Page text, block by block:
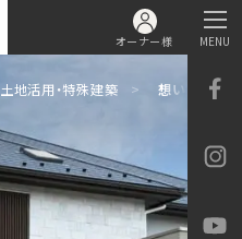
オーナー様 MENU
土地活用・特殊建築 想いとこだわ